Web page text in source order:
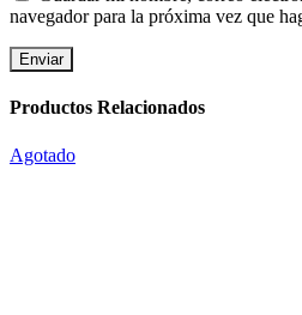
navegador para la próxima vez que
Productos Relacionados
Agotado